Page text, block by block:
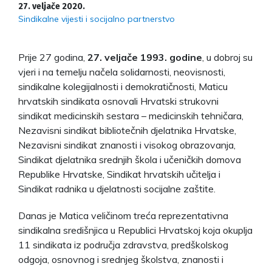
27. veljače 2020.
Sindikalne vijesti i socijalno partnerstvo
Prije 27 godina, 27. veljače 1993. godine , u dobroj su
vjeri i na temelju načela solidarnosti, neovisnosti,
sindikalne kolegijalnosti i demokratičnosti, Maticu
hrvatskih sindikata osnovali Hrvatski strukovni
sindikat medicinskih sestara – medicinskih tehničara,
Nezavisni sindikat bibliotečnih djelatnika Hrvatske,
Nezavisni sindikat znanosti i visokog obrazovanja,
Sindikat djelatnika srednjih škola i učeničkih domova
Republike Hrvatske, Sindikat hrvatskih učitelja i
Sindikat radnika u djelatnosti socijalne zaštite.
Danas je Matica veličinom treća reprezentativna
sindikalna središnjica u Republici Hrvatskoj koja okuplja
11 sindikata iz područja zdravstva, predškolskog
odgoja, osnovnog i srednjeg školstva, znanosti i